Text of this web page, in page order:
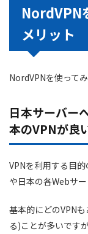
NordVPN
メリット
NordVPNを使って
日本サーバー
本のVPNが良
VPNを利用する目
や日本の各Webサ
基本的にどのVPN
る)ことが多いです